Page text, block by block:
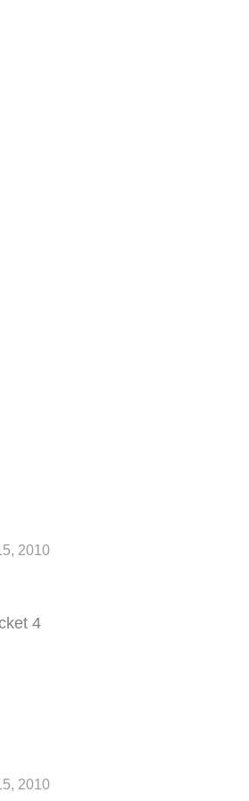
2010
4
2010